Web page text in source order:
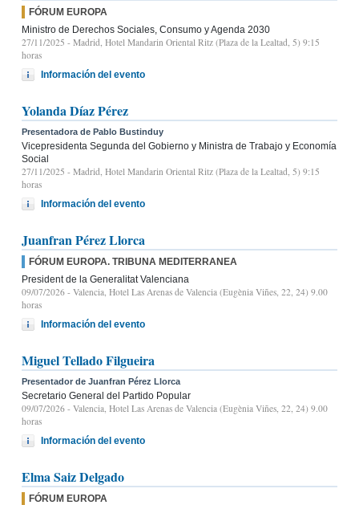
FÓRUM EUROPA
Ministro de Derechos Sociales, Consumo y Agenda 2030
27/11/2025 - Madrid, Hotel Mandarin Oriental Ritz (Plaza de la Lealtad, 5) 9:15
horas
Información del evento
Yolanda Díaz Pérez
Presentadora de Pablo Bustinduy
Vicepresidenta Segunda del Gobierno y Ministra de Trabajo y Economía
Social
27/11/2025 - Madrid, Hotel Mandarin Oriental Ritz (Plaza de la Lealtad, 5) 9:15
horas
Información del evento
Juanfran Pérez Llorca
FÓRUM EUROPA. TRIBUNA MEDITERRANEA
President de la Generalitat Valenciana
09/07/2026 - Valencia, Hotel Las Arenas de Valencia (Eugènia Viñes, 22, 24) 9.00
horas
Información del evento
Miguel Tellado Filgueira
Presentador de Juanfran Pérez Llorca
Secretario General del Partido Popular
09/07/2026 - Valencia, Hotel Las Arenas de Valencia (Eugènia Viñes, 22, 24) 9.00
horas
Información del evento
Elma Saiz Delgado
FÓRUM EUROPA